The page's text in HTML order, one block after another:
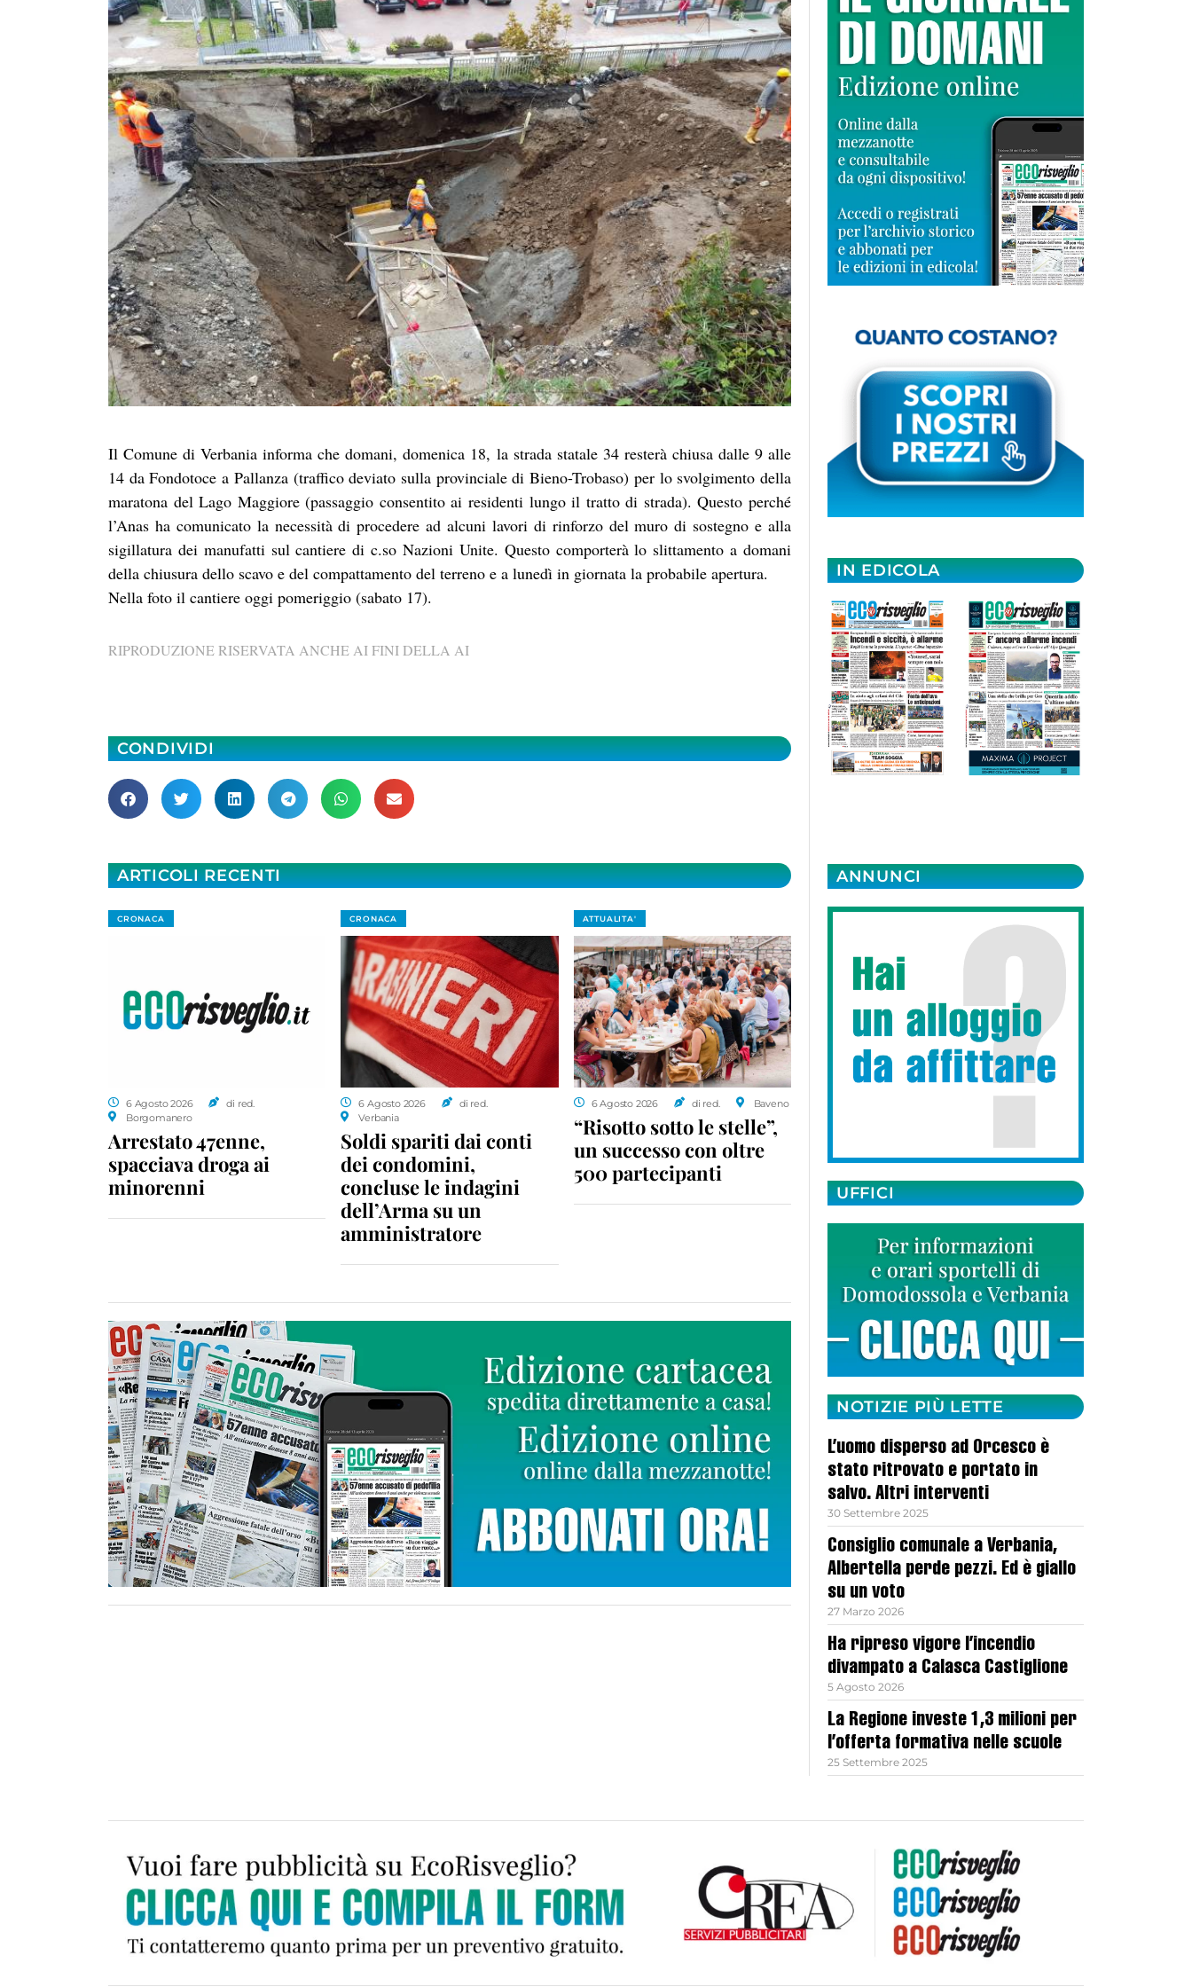
Il Comune di Verbania informa che domani, domenica 18, la strada statale 34 resterà chiusa dalle 9 alle
14 da Fondotoce a Pallanza (traffico deviato sulla provinciale di Bieno-Trobaso) per lo svolgimento della
maratona del Lago Maggiore (passaggio consentito ai residenti lungo il tratto di strada). Questo perché
l’Anas ha comunicato la necessità di procedere ad alcuni lavori di rinforzo del muro di sostegno e alla
sigillatura dei manufatti sul cantiere di c.so Nazioni Unite. Questo comporterà lo slittamento a domani
della chiusura dello scavo e del compattamento del terreno e a lunedì in giornata la probabile apertura.
Nella foto il cantiere oggi pomeriggio (sabato 17).
RIPRODUZIONE RISERVATA ANCHE AI FINI DELLA AI
CONDIVIDI
ARTICOLI RECENTI
CRONACA
6 Agosto 2026
di red.
Borgomanero
Arrestato 47enne,
spacciava droga ai
minorenni
CRONACA
6 Agosto 2026
di red.
Verbania
Soldi spariti dai conti
dei condomini,
concluse le indagini
dell’Arma su un
amministratore
ATTUALITA'
6 Agosto 2026 di red. Baveno
“Risotto sotto le stelle”,
un successo con oltre
500 partecipanti
IN EDICOLA
ANNUNCI
UFFICI
NOTIZIE PIÙ LETTE
L’uomo disperso ad Orcesco è
stato ritrovato e portato in
salvo. Altri interventi
30 Settembre 2025
Consiglio comunale a Verbania,
Albertella perde pezzi. Ed è giallo
su un voto
27 Marzo 2026
Ha ripreso vigore l’incendio
divampato a Calasca Castiglione
5 Agosto 2026
La Regione investe 1,3 milioni per
l’offerta formativa nelle scuole
25 Settembre 2025